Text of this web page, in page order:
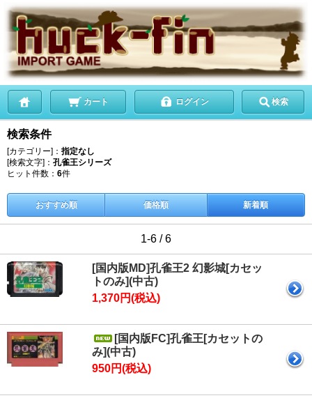
カート ログイン 検索
検索条件
[カテゴリー]： 指定なし
[検索文字]： 孔雀王シリーズ
ヒット件数： 6件
おすすめ順 価格順 新着順
1-6 / 6
[国内版MD]孔雀王2 幻影城[カセッ
トのみ](中古)
1,370円(税込)
[国内版FC]孔雀王[カセットの
み](中古)
950円(税込)